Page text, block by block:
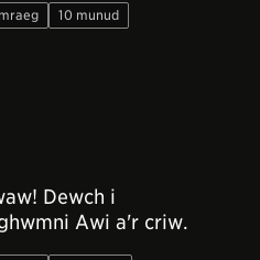
10 munud
Dewch i
Awi a'r criw.